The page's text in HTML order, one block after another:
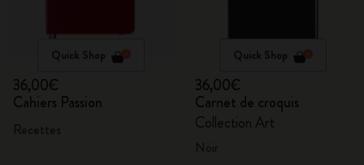
Quick Shop
36,00€
Cahiers Passion
Quick Shop
36,00€
Carnet de croquis
Collection Art